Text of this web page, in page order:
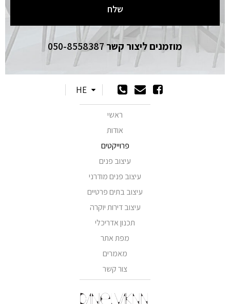
מוזמנים ליצור קשר050-8558387
HE
ראשי
אודות
פרוייקטים
עיצוב פנים
עיצוב פנים מודרני
עיצוב בתים פרטיים
עיצוב דירות יוקרה
תכנון אדריכלי
מפת אתר
מאמרים
צור קשר